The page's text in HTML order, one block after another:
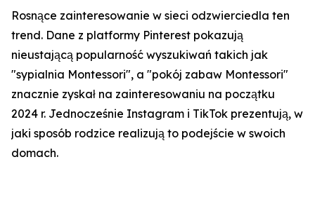
Rosnące zainteresowanie w sieci odzwierciedla ten
trend. Dane z platformy Pinterest pokazują
nieustającą popularność wyszukiwań takich jak
"sypialnia Montessori", a "pokój zabaw Montessori"
znacznie zyskał na zainteresowaniu na początku
2024 r. Jednocześnie Instagram i TikTok prezentują, w
jaki sposób rodzice realizują to podejście w swoich
domach.